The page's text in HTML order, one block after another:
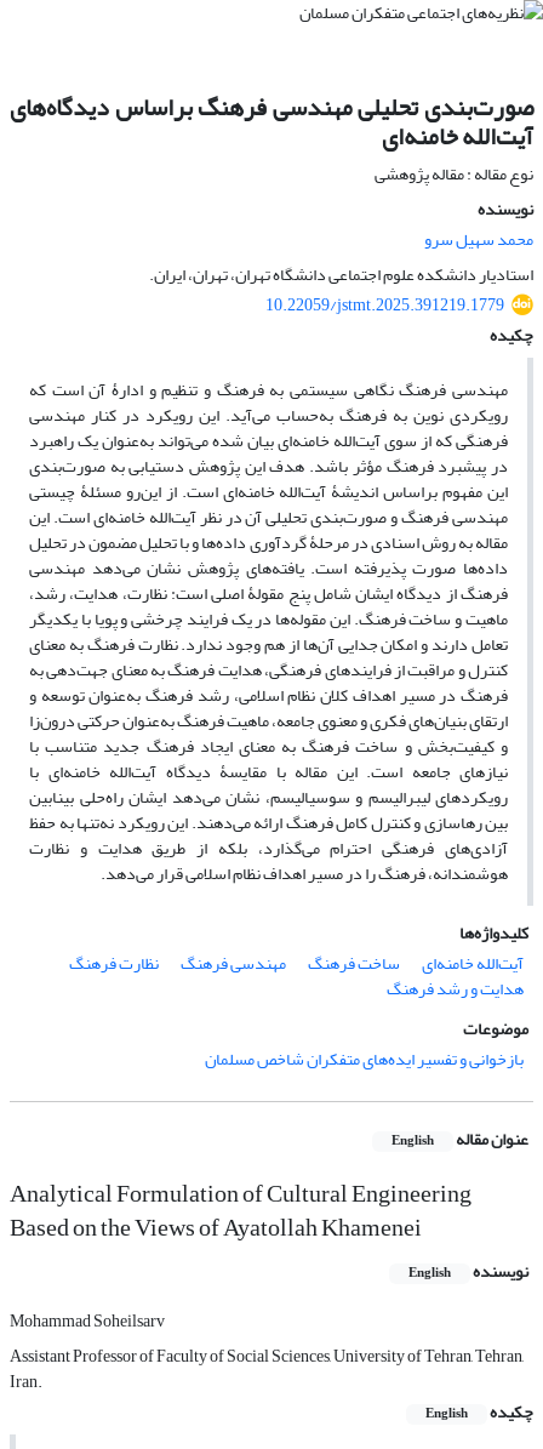
صورت‌بندی تحلیلی مهندسی فرهنگ براساس دیدگاه‌های
آیت‌الله خامنه‌ای
نوع مقاله : مقاله پژوهشی
نویسنده
محمد سهیل سرو
استادیار دانشکده علوم اجتماعی دانشگاه تهران، تهران، ایران.
10.22059/jstmt.2025.391219.1779
چکیده
مهندسی فرهنگ نگاهی سیستمی به فرهنگ و تنظیم و ادارۀ آن است که
رویکردی نوین به فرهنگ به‌حساب می‌آید. این رویکرد در کنار مهندسی
فرهنگی که از سوی آیت‌الله خامنه‌ای بیان شده می‌تواند به‌عنوان یک راهبرد
در پیشبرد فرهنگ مؤثر باشد. هدف این پژوهش دستیابی به صورت‌بندی
این مفهوم براساس اندیشۀ آیت‌الله خامنه‌ای است. از این‌رو مسئلۀ چیستی
مهندسی فرهنگ و صورت‌بندی تحلیلی آن در نظر آیت‌الله خامنه‌ای است. این
مقاله به روش اسنادی در مرحلۀ گردآوری داده‌ها و با تحلیل مضمون در تحلیل
داده‌ها صورت پذیرفته است. یافته‌های پژوهش نشان می‌دهد مهندسی
فرهنگ از دیدگاه ایشان شامل پنج مقولۀ اصلی است: نظارت، هدایت، رشد،
ماهیت و ساخت فرهنگ. این مقوله‌ها در یک فرایند چرخشی و پویا با یکدیگر
تعامل دارند و امکان جدایی آن‌ها از هم وجود ندارد. نظارت فرهنگ به معنای
کنترل و مراقبت از فرایندهای فرهنگی، هدایت فرهنگ به معنای جهت‌دهی به
فرهنگ در مسیر اهداف کلان نظام اسلامی، رشد فرهنگ به‌عنوان توسعه و
ارتقای بنیان‌های فکری و معنوی جامعه، ماهیت فرهنگ به‌عنوان حرکتی درون‌زا
و کیفیت‌بخش و ساخت فرهنگ به معنای ایجاد فرهنگ جدید متناسب با
نیازهای جامعه است. این مقاله با مقایسۀ دیدگاه آیت‌الله خامنه‌ای با
رویکردهای لیبرالیسم و سوسیالیسم، نشان می‌دهد ایشان راه‌حلی بینابین
بین رهاسازی و کنترل کامل فرهنگ ارائه می‌دهند. این رویکرد نه‌تنها به حفظ
آزادی‌های فرهنگی احترام می‌گذارد، بلکه از طریق هدایت و نظارت
هوشمندانه، فرهنگ را در مسیر اهداف نظام اسلامی قرار می‌دهد.
کلیدواژه‌ها
آیت‌الله خامنه‌ای
ساخت فرهنگ مهندسی فرهنگ نظارت فرهنگ
هدایت و رشد فرهنگ
موضوعات
بازخوانی و تفسیر ایده‌های متفکران شاخص مسلمان
عنوان مقاله English
Analytical Formulation of Cultural Engineering
Based on the Views of Ayatollah Khamenei
نویسنده English
Mohammad Soheilsarv
Assistant Professor of Faculty of Social Sciences, University of Tehran, Tehran,
Iran.
چکیده
English